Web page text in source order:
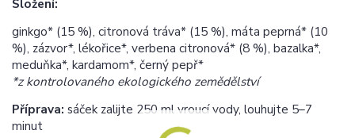
Složení:
ginkgo* (15 %), citronová tráva* (15 %), máta peprná* (10
%), zázvor*, lékořice*, verbena citronová* (8 %), bazalka*,
meduňka*, kardamom*, černý pepř*
*z kontrolovaného ekologického zemědělství
Příprava: sáček zalijte 250 ml vroucí vody, louhujte 5–7
minut